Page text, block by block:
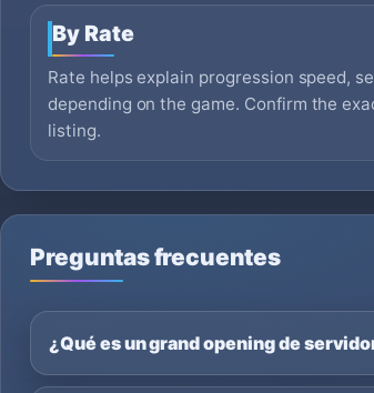
By Rate
Rate helps explain progression speed,
depending on the game. Confirm the
listing.
Preguntas frecuentes
¿Qué es un grand opening de